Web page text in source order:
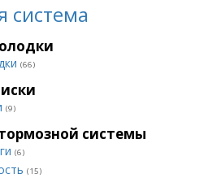
система
(66)
(9)
системы
(6)
(15)